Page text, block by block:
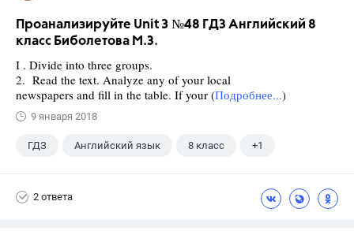
Проанализируйте Unit 3 №48 ГДЗ Английский 8
класс Биболетова М.З.
I . Divide into three groups.
2. Read the text. Analyze any of your local
newspapers and fill in the table. If your (Подробнее...)
9 января 2018
ГДЗ Английский язык 8 класс +1
2 ответа